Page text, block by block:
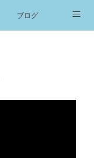
ブログ